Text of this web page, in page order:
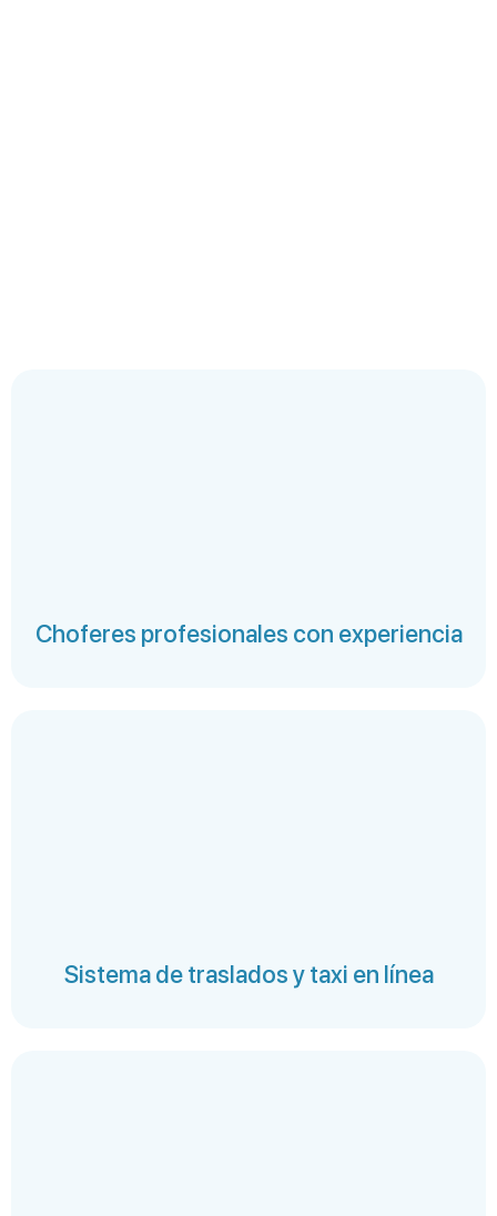
Choferes profesionales con experiencia
Sistema de traslados y taxi en línea